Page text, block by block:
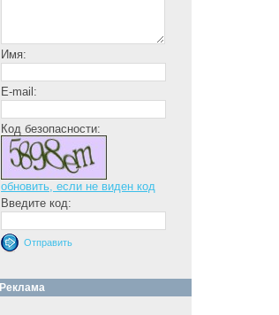
Имя:
E-mail:
Код безопасности:
обновить, если не виден код
Введите код:
Реклама